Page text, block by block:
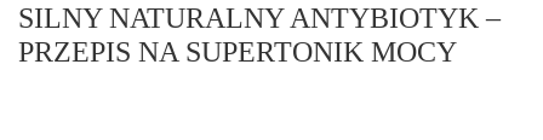
SILNY NATURALNY ANTYBIOTYK –
PRZEPIS NA SUPERTONIK MOCY